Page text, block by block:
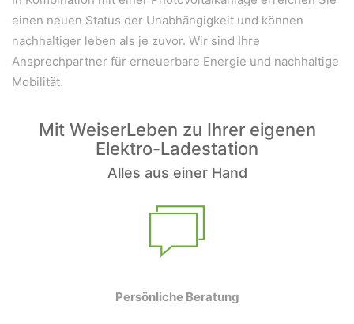
einen neuen Status der Unabhängigkeit und können
nachhaltiger leben als je zuvor. Wir sind Ihre
Ansprechpartner für erneuerbare Energie und nachhaltige
Mobilität.
Mit WeiserLeben zu Ihrer eigenen
Elektro-Ladestation
Alles aus einer Hand
Persönliche Beratung